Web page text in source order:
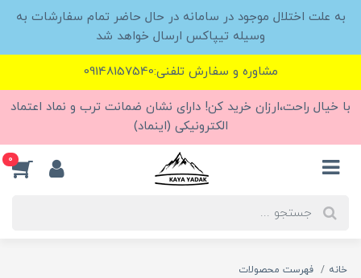
به علت اختلال موجود در سامانه در حال حاضر تمام سفارشات به
وسیله تیپاکس ارسال خواهد شد
مشاوره و سفارش تلفنی:09148157540
با خیال راحت،ارزان خرید کن! دارای نشان ضمانت ترب و نماد اعتماد
الکترونیکی (اینماد)
0
خانه
فهرست محصولات